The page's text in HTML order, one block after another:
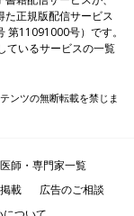
た正規版配信サービス
第11091000号）です。
ているサービスの一覧
ンツの無断転載を禁じま
医師・専門家一覧
載
広告のご相談